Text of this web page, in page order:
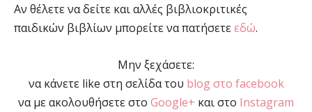
Αν θέλετε να δείτε και αλλές βιβλιοκριτικές
παιδικών βιβλίων μπορείτε να πατήσετεεδώ.
Μην ξεχάσετε:
να κάνετε like στη σελίδα του blog στο facebook
να με ακολουθήσετε στο Google+ και στο Instagram